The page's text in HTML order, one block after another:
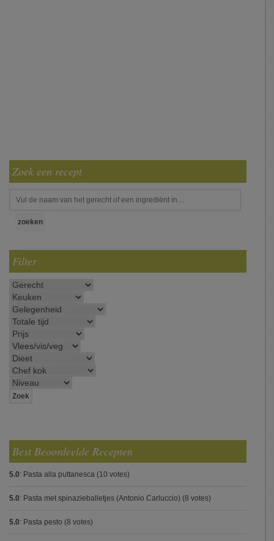
Zoek een recept
Filter
Best Beoordeelde Recepten
5.0: Pasta alla puttanesca (10 votes)
5.0: Pasta met spinazieballetjes (Antonio Carluccio) (8 votes)
5.0: Pasta pesto (8 votes)